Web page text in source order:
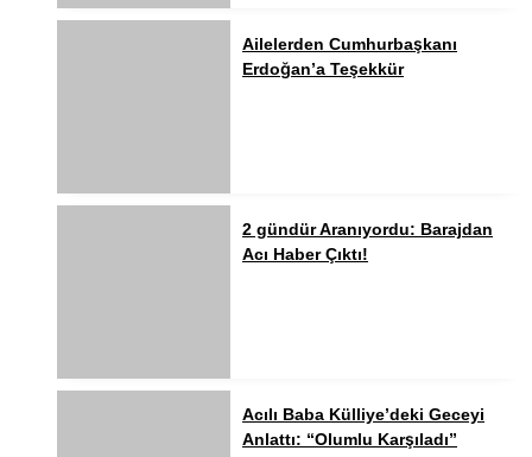
Ailelerden Cumhurbaşkanı
Erdoğan’a Teşekkür
2 gündür Aranıyordu: Barajdan
Acı Haber Çıktı!
Acılı Baba Külliye’deki Geceyi
Anlattı: “Olumlu Karşıladı”